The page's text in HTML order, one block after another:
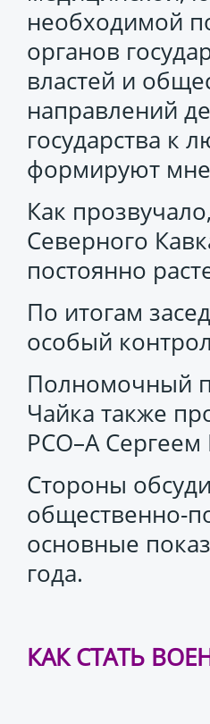
необходимой
органов
властей и
направлений
государства к
формируют
Как
Северного
постоянно
По итогам
особый
Полномочный
Чайка также
РСО–А
Стороны
общественно-
основные
года.
КАК СТАТЬ